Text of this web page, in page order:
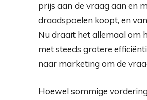
prijs aan de vraag aan en
draadspoelen koopt, en
Nu draait het allemaal om
met steeds grotere
naar marketing om de
Hoewel sommige